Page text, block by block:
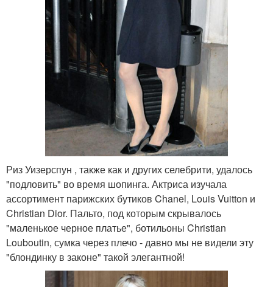
Риз Уизерспун , также как и других селебрити, удалось
"подловить" во время шопинга. Актриса изучала
ассортимент парижских бутиков Chanel, Louis Vuitton и
Christian Dior. Пальто, под которым скрывалось
"маленькое черное платье", ботильоны Christian
Louboutin, сумка через плечо - давно мы не видели эту
"блондинку в законе" такой элегантной!